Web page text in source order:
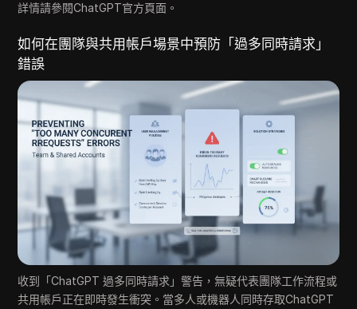
詳情請參閱ChatGPT官方頁面。
如何在團隊與共用帳戶場景中預防「過多同時請求」
錯誤
收到「ChatGPT 過多同時請求」警告，無疑代表團隊工作流程或
共用帳戶正在即時發生衝突。當多人或機器人同時存取ChatGPT